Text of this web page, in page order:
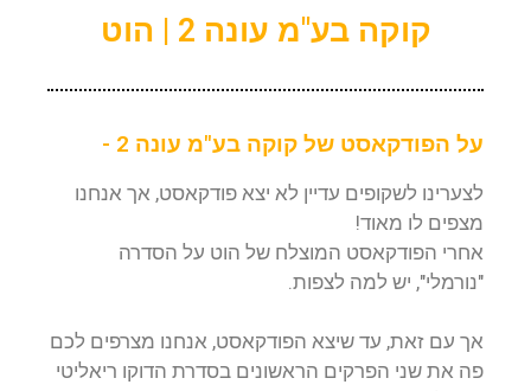
קוקה בע"מ עונה 2 | הוט
על הפודקאסט של קוקה בע"מ עונה 2 -
לצערינו לשקופים עדיין לא יצא פודקאסט, אך אנחנו
מצפים לו מאוד!
אחרי הפודקאסט המוצלח של הוט על הסדרה
"נורמלי", יש למה לצפות.
אך עם זאת, עד שיצא הפודקאסט, אנחנו מצרפים לכם
פה את שני הפרקים הראשונים בסדרת הדוקו ריאליטי